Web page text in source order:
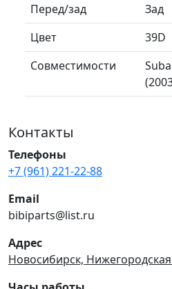
Перед/зад
Зад
Цвет
39D
Совместимости
Контакты
Телефоны
+7 (961) 221-22-88
Email
bibiparts@list.ru
Адрес
Новосибирск,